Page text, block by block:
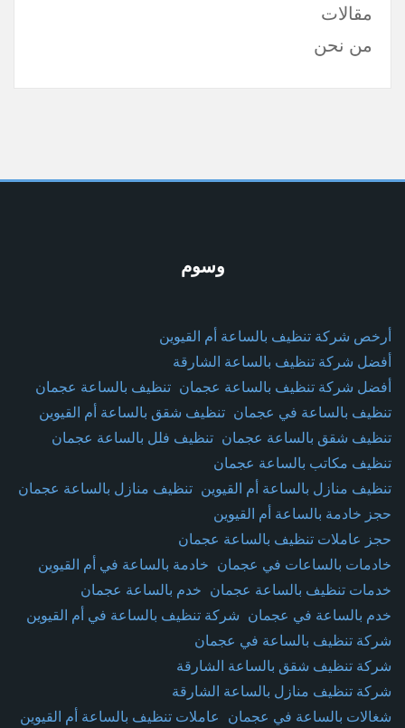
مقالات
من نحن
وسوم
أرخص شركة تنظيف بالساعة أم القيوين
أفضل شركة تنظيف بالساعة الشارقة
أفضل شركة تنظيف بالساعة عجمان تنظيف بالساعة عجمان
تنظيف بالساعة في عجمان تنظيف شقق بالساعة أم القيوين
تنظيف شقق بالساعة عجمان تنظيف فلل بالساعة عجمان
تنظيف مكاتب بالساعة عجمان
تنظيف منازل بالساعة أم القيوين تنظيف منازل بالساعة عجمان
حجز خادمة بالساعة أم القيوين
حجز عاملات تنظيف بالساعة عجمان
خادمات بالساعات في عجمان خادمة بالساعة في أم القيوين
خدمات تنظيف بالساعة عجمان خدم بالساعة عجمان
خدم بالساعة في عجمان شركة تنظيف بالساعة في أم القيوين
شركة تنظيف بالساعة في عجمان
شركة تنظيف شقق بالساعة الشارقة
شركة تنظيف منازل بالساعة الشارقة
شغالات بالساعة في عجمان عاملات تنظيف بالساعة أم القيوين